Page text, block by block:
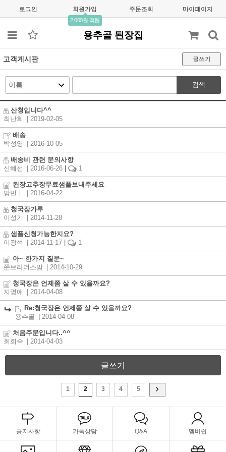
로그인 회원가입
2,000원 적립
주문조회 마이페이지
용추골 된장집
고객게시판 글쓰기
검색
산청입니다^^
최난희
| 2019-02-05
배송
박성영
| 2016-10-05
배송비 관련 문의사항
신혜선
| 2016-06-26 1
된장고추장무료샘플보내주세요
방민ㅣ
| 2016-04-22
청국장가루
이성기
| 2014-11-28
샘플신청가능한지요?
이광석
| 2014-11-17 1
아~ 한가지 질문~
쭌브라더스맘
| 2014-10-29
청국장은 언제쯤 살 수 있을까요?
지명애
| 2014-04-08
Re:청국장은 언제쯤 살 수 있을까요?
용추골
2014-04-08
처음주문입니다..^^
최희숙
| 2014-04-03
글쓰기
1 2 3 4 5
공지사항 카톡상담 Q&A 멤버쉽